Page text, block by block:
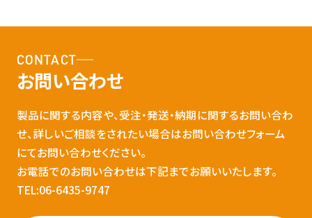
CONTACT
お問い合わせ
製品に関する内容や、受注・発送・納期に関するお問い合わ
せ、詳しいご相談をされたい場合はお問い合わせフォーム
にてお問い合わせください。
お電話でのお問い合わせは下記までお願いいたします。
TEL:06-6435-9747